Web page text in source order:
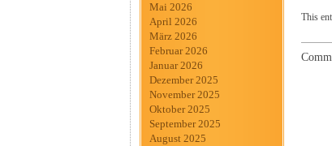
Mai 2026
April 2026
März 2026
Februar 2026
Januar 2026
Dezember 2025
November 2025
Oktober 2025
September 2025
August 2025
This